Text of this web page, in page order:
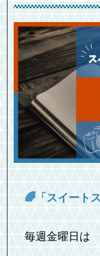
🌈「スイート
毎週金曜日は